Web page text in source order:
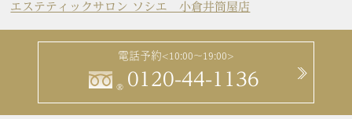
エステティックサロン ソシエ 小倉井筒屋店
電話予約<10:00～19:00>
® 0120-44-1136